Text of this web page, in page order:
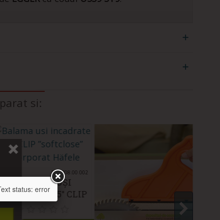
si:
Ref: 308.00.002
BALAMA UȘI
95° CLIP
ÎNCORPORAT
status: error